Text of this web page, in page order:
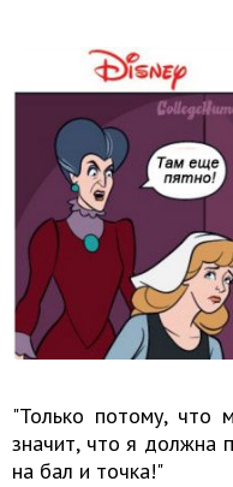
"Только потому, что
значит, что я должна
на бал и точка!"